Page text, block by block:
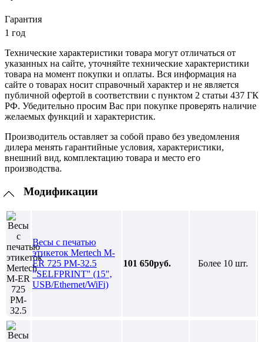
Гарантия
1 год
Технические характеристики товара могут отличаться от
указанных на сайте, уточняйте технические характеристики
товара на момент покупки и оплаты. Вся информация на
сайте о товарах носит справочный характер и не является
публичной офертой в соответствии с пунктом 2 статьи 437 ГК
РФ. Убедительно просим Вас при покупке проверять наличие
желаемых функций и характеристик.
Производитель оставляет за собой право без уведомления
дилера менять гарантийные условия, характеристики,
внешний вид, комплектацию товара и место его
производства.
Модификации
Весы с печатью
этикеток Mertech M-
ER 725 PM-32.5
"SELFPRINT" (15",
USB/Ethernet/WiFi)
101 650руб. Более 10 шт.